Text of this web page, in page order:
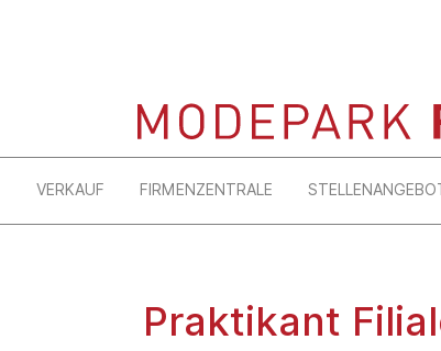
VERKAUF FIRMENZENTRALE
Praktikant